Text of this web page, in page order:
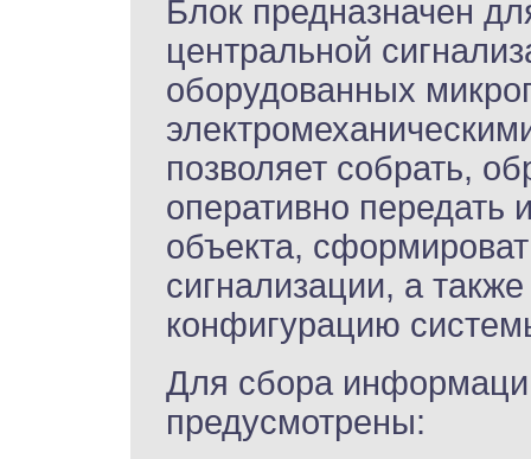
Блок предназначен
центральной
оборудованных
позволяет собрать,
оперативно
объекта,
сигнализации, а
конфигурацию
Для сбора
предусмотрены: